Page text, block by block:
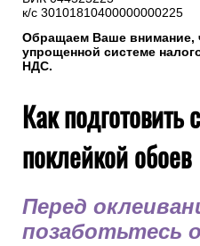
к/с 30101810400000000225
Обращаем Ваше внимание,
упрощенной системе
НДС.
Как подготовить
поклейкой обоев
Перед
позаботьтесь